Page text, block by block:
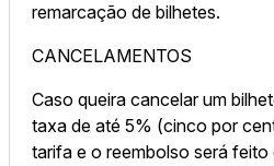
remarcação de bilhetes.
CANCELAMENTOS
Caso queira cancelar um
taxa de até 5% (cinco por
tarifa e o reembolso será